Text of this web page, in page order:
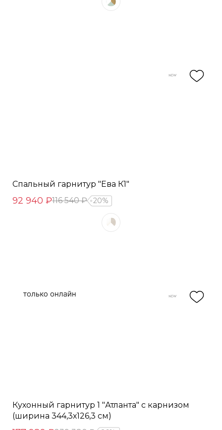
Спальный гарнитур "Ева К1"
92 940 ₽116 540 ₽ 20%
Кухонный гарнитур 1 "Атланта" с карнизом
(ширина 344,3х126,3 см)